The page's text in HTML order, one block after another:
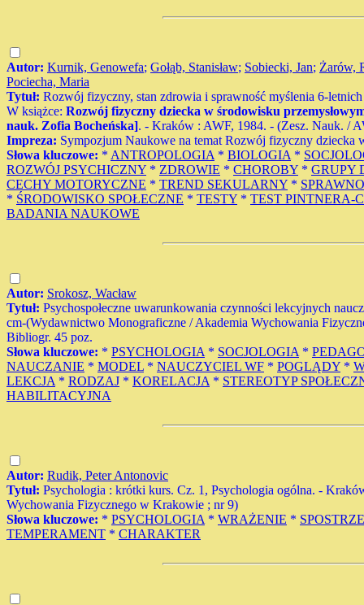
Autor: Kurnik, Genowefa; Gołąb, Stanisław; Sobiecki, Jan; Żarów,
Pociecha, Maria
Tytuł: Rozwój fizyczny, stan zdrowia i sprawność myślenia 6-
W książce: Rozwój fizyczny dziecka w środowisku
nauk. Zofia Bocheńska]. - Kraków : AWF, 1984. - (Zesz. Nauk. /
Impreza: Sympozjum Naukowe na temat Rozwój fizyczny dziecka
Słowa kluczowe: * ANTROPOLOGIA * BIOLOGIA *
ROZWÓJ PSYCHICZNY * ZDROWIE * CHOROBY * GRUPY
CECHY MOTORYCZNE * TREND SEKULARNY *
* ŚRODOWISKO SPOŁECZNE * TESTY * TEST PINTNERA-
BADANIA NAUKOWE
Autor: Srokosz, Wacław
Tytuł: Psychospołeczne uwarunkowania czynności lekcyjnych
cm-(Wydawnictwo Monograficzne / Akademia Wychowania
Bibliogr. 45 poz.
Słowa kluczowe: * PSYCHOLOGIA * SOCJOLOGIA *
NAUCZANIE * MODEL * NAUCZYCIEL WF * POGLĄDY *
LEKCJA * RODZAJ * KORELACJA * STEREOTYP
HABILITACYJNA
Autor: Rudik, Peter Antonovic
Tytuł: Psychologia : krótki kurs. Cz. 1, Psychologia ogólna. -
Wychowania Fizycznego w Krakowie ; nr 9)
Słowa kluczowe: * PSYCHOLOGIA * WRAŻENIE *
TEMPERAMENT * CHARAKTER